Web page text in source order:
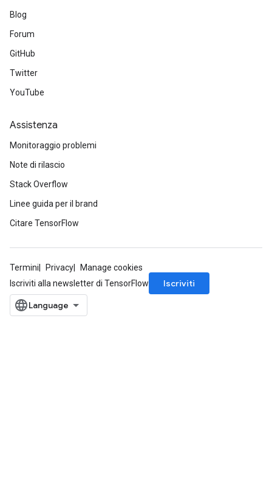
Blog
Forum
GitHub
Twitter
YouTube
Assistenza
Monitoraggio problemi
Note di rilascio
Stack Overflow
Linee guida per il brand
Citare TensorFlow
Termini Privacy
Manage cookies
Iscriviti alla newsletter di TensorFlow
Iscriviti